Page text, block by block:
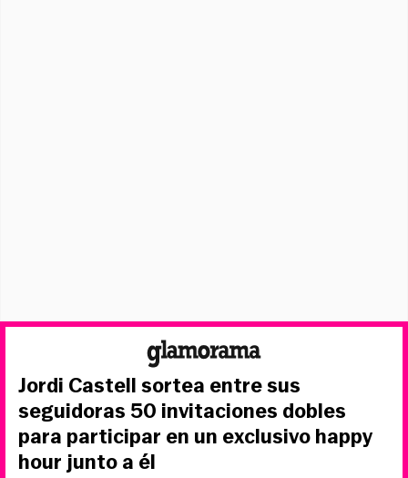
Jordi Castell sortea entre sus
seguidoras 50 invitaciones dobles
para participar en un exclusivo happy
hour junto a él